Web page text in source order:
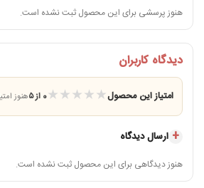
کشور سازنده
خدمات پس از فروش
مهم‌ترین مزایای آسیاب 019 هوم
تنظیم 20 درجه‌ای با پیچ قفل‌کننده
هنوز پرسشی برای این محصول ثبت نشده است.
دیدگاه کاربران
امتیاز این محصول ★★★★★ 0 از ۵ هنوز
ارسال دیدگاه
هنوز دیدگاهی برای این محصول ثبت نشده است.